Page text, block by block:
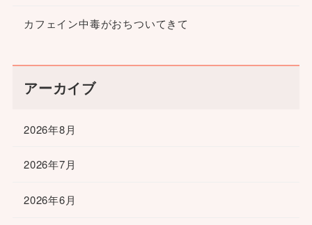
カフェイン中毒がおちついてきて
アーカイブ
2026年8月
2026年7月
2026年6月